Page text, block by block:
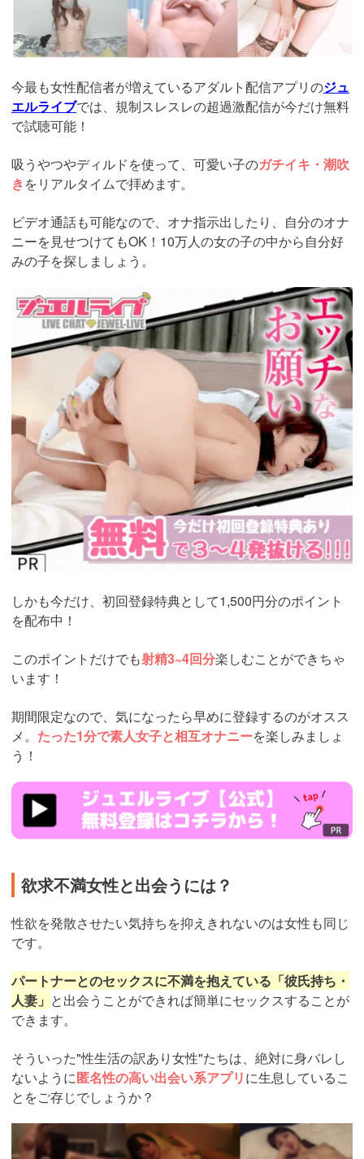
今最も女性配信者が増えているアダルト配信アプリのジュ
エルライブでは、規制スレスレの超過激配信が今だけ無料
で試聴可能！
吸うやつやディルドを使って、可愛い子のガチイキ・潮吹
きをリアルタイムで拝めます。
ビデオ通話も可能なので、オナ指示出したり、自分のオナ
ニーを見せつけてもOK！10万人の女の子の中から自分好
みの子を探しましょう。
https://www.j-
live.tv/LiveChat/acs.php?
si=jwchatt&pid=MLA5661_0004&pa=lp40.php
しかも今だけ、初回登録特典として1,500円分のポイント
を配布中！
このポイントだけでも射精3~4回分楽しむことができちゃ
います！
期間限定なので、気になったら早めに登録するのがオスス
メ。 たった1分で素人女子と相互オナニーを楽しみましょ
う！
https://www.j-
live.tv/LiveChat/acs.php?
si=jwchatt&pid=MLA5661_0004&pa=lp40.php
欲求不満女性と出会うには？
性欲を発散させたい気持ちを抑えきれないのは女性も同じ
です。
パートナーとのセックスに不満を抱えている「彼氏持ち・
人妻」 と出会うことができれば簡単にセックスすることが
できます。
そういった"性生活の訳あり女性"たちは、絶対に身バレし
ないように匿名性の高い出会い系アプリに生息しているこ
とをご存じでしょうか？
https://pcmax.jp/lp/?
ad_id=rm327007